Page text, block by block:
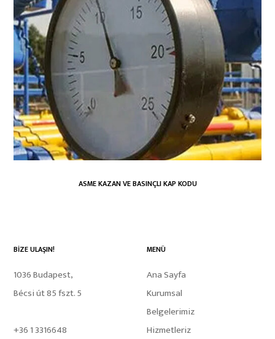
ASME KAZAN VE BASINÇLI KAP KODU
BİZE ULAŞIN!
1036 Budapest,
Bécsi út 85 fszt. 5
+36 1 3316648
MENÜ
Ana Sayfa
Kurumsal
Belgelerimiz
Hizmetleriz